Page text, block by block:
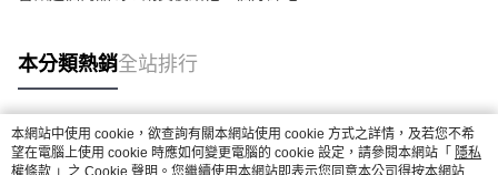
本分類熱銷全站排行
熱門標籤
本網站中使用 cookie，欲查詢有關本網站使用 cookie 方式之詳情，及若您不希
望在電腦上使用 cookie 時應如何變更電腦的 cookie 設定，請參閱本網站「 隱私
權條款 」之 Cookie 聲明。您繼續使用本網站即表示您同意本公司得按本網站使